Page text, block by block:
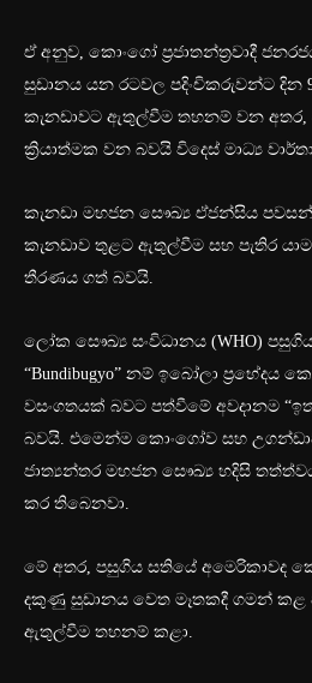
ඒ අනුව, කොංගෝ ප්‍රජාතන්ත්‍රවාදී
සුඩානය යන රටවල පදිංචිකරුවන්ට දින
කැනඩාවට ඇතුල්වීම තහනම් වන අතර,
ක්‍රියාත්මක වන බවයි විදෙස් මාධ්‍ය
කැනඩා මහජන සෞඛ්‍ය ඒජන්සිය
කැනඩාව තුළට ඇතුල්වීම සහ පැතිර යාම
තීරණය ගත් බවයි.
ලෝක සෞඛ්‍ය සංවිධානය (WHO)
“Bundibugyo” නම් ඉබෝලා ප්‍රභේදය
වසංගතයක් බවට පත්වීමේ අවදානම
බවයි. එමෙන්ම කොංගෝව සහ
ජාත්‍යන්තර මහජන සෞඛ්‍ය හදිසි
කර තිබෙනවා.
මේ අතර, පසුගිය සතියේ අමෙරිකාවද
දකුණු සුඩානය වෙත මෑතකදී ගමන් කළ
ඇතුල්වීම තහනම් කළා.